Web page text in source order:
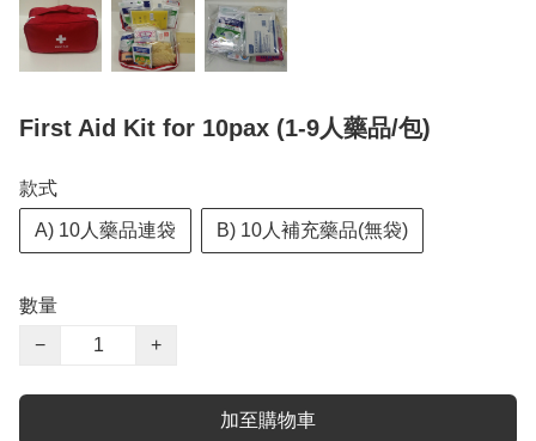
First Aid Kit for 10pax (1-9人藥品/包)
款式
A) 10人藥品連袋 B) 10人補充藥品(無袋)
數量
−
+
加至購物車